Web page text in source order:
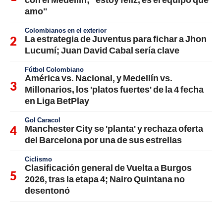
amo"
Colombianos en el exterior
La estrategia de Juventus para fichar a Jhon
Lucumí; Juan David Cabal sería clave
Fútbol Colombiano
América vs. Nacional, y Medellín vs.
Millonarios, los 'platos fuertes' de la 4 fecha
en Liga BetPlay
Gol Caracol
Manchester City se 'planta' y rechaza oferta
del Barcelona por una de sus estrellas
Ciclismo
Clasificación general de Vuelta a Burgos
2026, tras la etapa 4; Nairo Quintana no
desentonó